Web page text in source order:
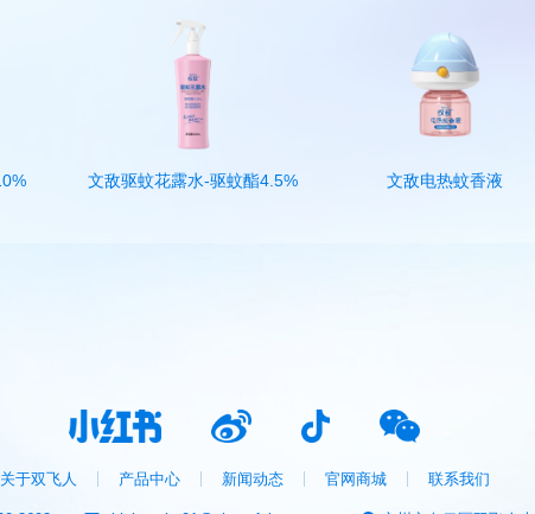
文敌驱蚊花露水-驱蚊酯4.5% 文敌电热蚊香液
关于双飞人 产品中心 新闻动态 官网商城 联系我们